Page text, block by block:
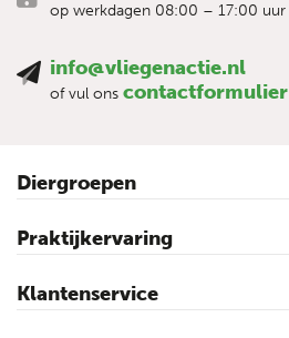
op werkdagen 08:00 – 17:00 uur
info@vliegenactie.nl
of vul ons contactformulier
Diergroepen
Rundvee
Paarden
Schapen
Geiten
Varkens
Pluimvee
Praktijkervaring
Kalveren
Koeien
Varkens
Over vliegen…
Vliegenbestrijding – video’s
Klantenservice
Contact
Mijn account
Veilig winkelen
Algemene voorwaarden
Privacy- en cookieverklaring
Disclaimer
Sitemap